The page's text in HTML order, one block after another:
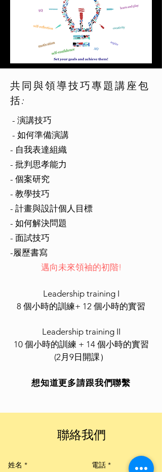
共同與領導技巧專題講座包
括:
- 演講技巧
- 如何準備演講
- 自我表達組織
- 批判思孝能力
- 個案研究
- 教學技巧
- 計畫與設計個人目標
- 如何解決問題
- 面試技巧
-履歷書寫
邁向未來領袖的初階!
Leadership training I
8 個小時的訓練+ 12 個小時的實習
Leadership training II
10 個小時的訓練 + 14 個小時的實習
(2月9日開課）
想知道更多請跟我們聯繫
聯絡我們